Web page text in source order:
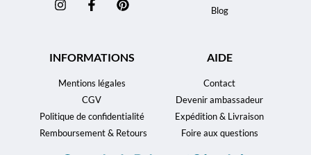
Blog
INFORMATIONS
Mentions légales
CGV
Politique de confidentialité
Remboursement & Retours
AIDE
Contact
Devenir ambassadeur
Expédition & Livraison
Foire aux questions